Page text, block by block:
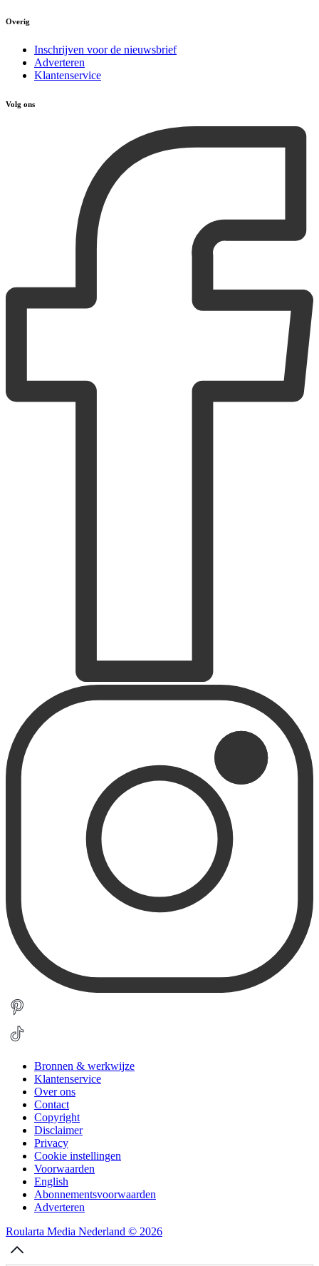
Overig
Inschrijven voor de nieuwsbrief
Adverteren
Klantenservice
Volg ons
Bronnen & werkwijze
Klantenservice
Over ons
Contact
Copyright
Disclaimer
Privacy
Cookie instellingen
Voorwaarden
English
Abonnementsvoorwaarden
Adverteren
Roularta Media Nederland © 2026